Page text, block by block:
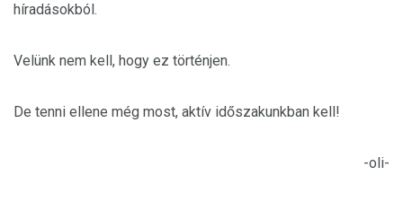
híradásokból.
Velünk nem kell, hogy ez történjen.
De tenni ellene még most, aktív időszakunkban kell!
-oli-